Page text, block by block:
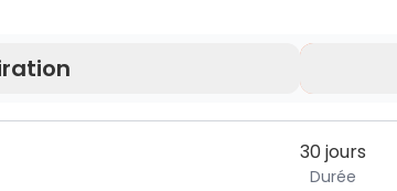
limitée.
30 jours
Durée